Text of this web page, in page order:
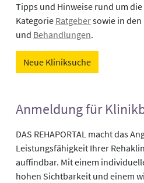
Tipps und Hinweise rund um
Kategorie Ratgebersowie in den
und Behandlungen.
Neue Kliniksuche
Anmeldung für
DAS REHAPORTAL macht das
Leistungsfähigkeit Ihrer
auffindbar. Mit einem
hohen Sichtbarkeit und einem